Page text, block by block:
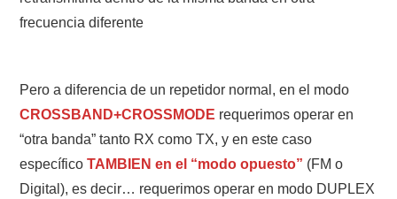
MUMLA APP ( MUY FÁCIL )
frecuencia diferente
Pero a diferencia de un repetidor normal, en el modo
CROSSBAND+CROSSMODE requerimos operar en
“otra banda” tanto RX como TX, y en este caso
específicoTAMBIEN en el “modo opuesto” (FM o
Digital), es decir… requerimos operar en modo DUPLEX